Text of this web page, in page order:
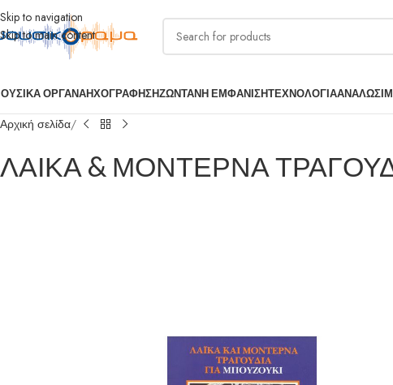
Skip to navigation
Skip to main content
ΟΡΓΑΝΑΗΧΟΓΡΑΦΗΣΗΖΩΝΤΑΝΗ ΕΜΦΑΝΙΣΗΤΕΧΝΟΛΟΓΙΑ
Αρχική σελίδα
ΛΑΙΚΑ & ΜΟΝΤΕΡΝΑ